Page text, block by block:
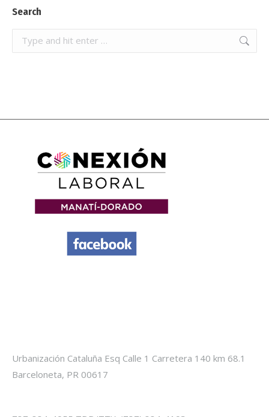
Search
Search:
Urbanización Cataluña Esq Calle 1 Carretera 140 km 68.1
Barceloneta, PR 00617